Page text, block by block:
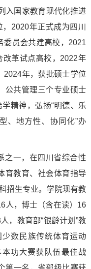
入国家教育现代化推进
2020年正式成为四川
委员会共建高校，2021
改革试点高校，2022年
2024年，获批硕士学位
公共管理三个专业硕士
精神，弘扬“明德、乐
、地方性、协同化”办
之一，在四川省综合性
育教育、社会体育指导
招生专业。学院现有教
人，博士（含在读）16
，教育部“银龄计划”教
数民族传统体育运动
功大赛获队伍最佳战